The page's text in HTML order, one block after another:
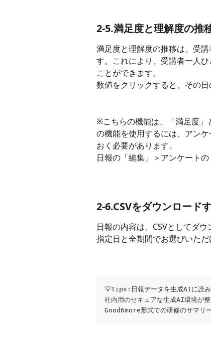
2-5.満足度と理解度の推
満足度と理解度の推移は、受
す。これにより、受講者一人
ことができます。
数値をクリックすると、その
※こちらの機能は、「満足度」
の機能を使用するには、アン
おく必要があります。
日報の「編集」＞アンケート
2-6.CSVをダウンロード
日報の内容は、CSVとしてダ
指定日と全期間でお選びいただ
💡Tips:日報データを生成AIに読み
社内用のセキュアな生成AI環境が
Good6more形式での研修のサマリ